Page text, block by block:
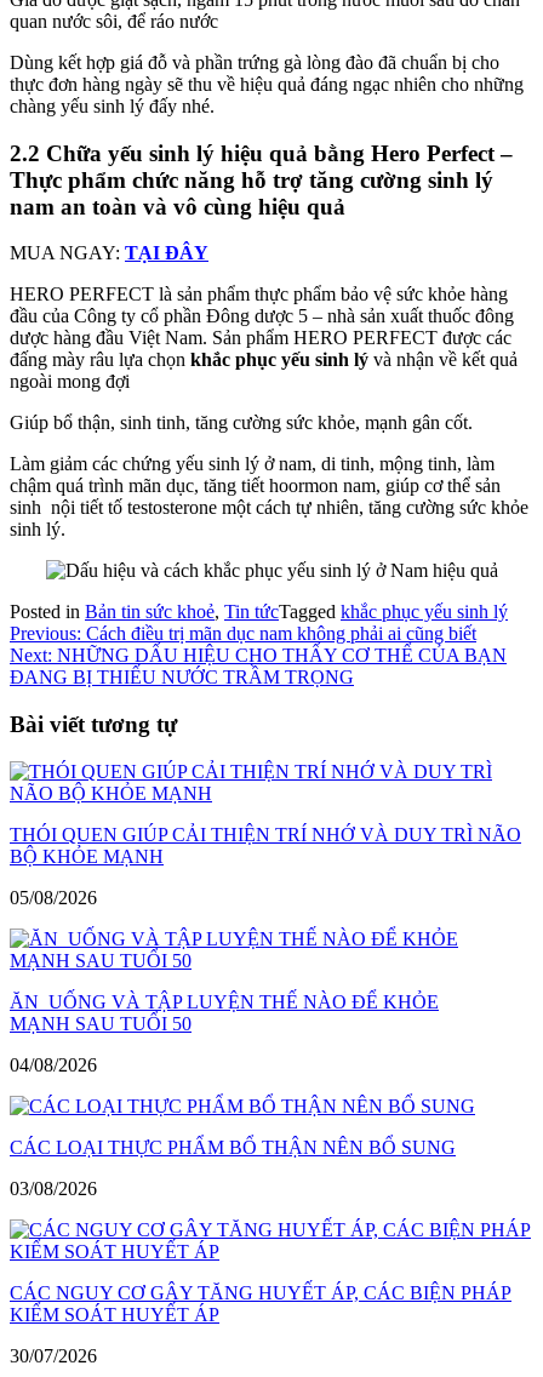
quan nước sôi, để ráo nước
Dùng kết hợp giá đỗ và phần trứng gà lòng đào đã chuẩn bị cho
thực đơn hàng ngày sẽ thu về hiệu quả đáng ngạc nhiên cho những
chàng yếu sinh lý đấy nhé.
2.2 Chữa yếu sinh lý hiệu quả bằng Hero Perfect –
Thực phẩm chức năng hỗ trợ tăng cường sinh lý
nam an toàn và vô cùng hiệu quả
MUA NGAY: TẠI ĐÂY
HERO PERFECT là sản phẩm thực phẩm bảo vệ sức khỏe hàng
đầu của Công ty cổ phần Đông dược 5 – nhà sản xuất thuốc đông
dược hàng đầu Việt Nam. Sản phẩm HERO PERFECT được các
đấng mày râu lựa chọn khắc phục yếu sinh lý và nhận về kết quả
ngoài mong đợi
Giúp bổ thận, sinh tinh, tăng cường sức khỏe, mạnh gân cốt.
Làm giảm các chứng yếu sinh lý ở nam, di tinh, mộng tinh, làm
chậm quá trình mãn dục, tăng tiết hoormon nam, giúp cơ thể sản
sinh nội tiết tố testosterone một cách tự nhiên, tăng cường sức khỏe
sinh lý.
Posted in Bản tin sức khoẻ, Tin tứcTagged khắc phục yếu sinh lý
Điều
hướng
viết
Previous: Cách điều trị mãn dục nam không phải ai cũng biết
Next: NHỮNG DẤU HIỆU CHO THẤY CƠ THỂ CỦA BẠN
ĐANG BỊ THIẾU NƯỚC TRẦM TRỌNG
Bài viết tương tự
THÓI QUEN GIÚP CẢI THIỆN TRÍ NHỚ VÀ DUY TRÌ NÃO
BỘ KHỎE MẠNH
05/08/2026
ĂN UỐNG VÀ TẬP LUYỆN THẾ NÀO ĐỂ KHỎE
MẠNH SAU TUỔI 50
04/08/2026
CÁC LOẠI THỰC PHẨM BỔ THẬN NÊN BỔ SUNG
03/08/2026
CÁC NGUY CƠ GÂY TĂNG HUYẾT ÁP, CÁC BIỆN PHÁP
KIỂM SOÁT HUYẾT ÁP
30/07/2026